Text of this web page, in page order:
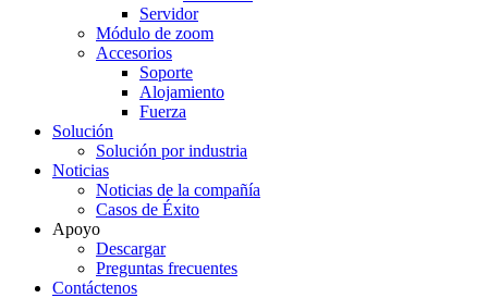
Servidor
Módulo de zoom
Accesorios
Soporte
Alojamiento
Fuerza
Solución
Solución por industria
Noticias
Noticias de la compañía
Casos de Éxito
Apoyo
Descargar
Preguntas frecuentes
Contáctenos